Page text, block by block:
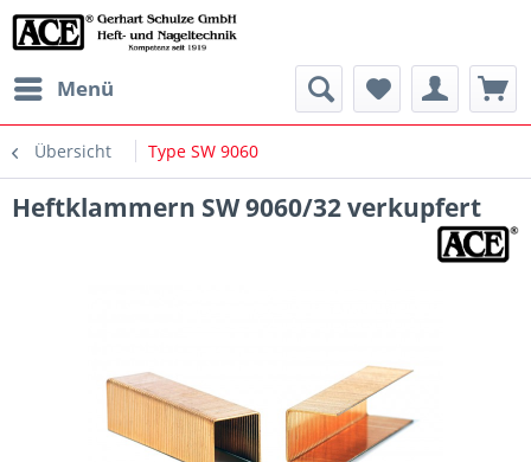
Menü
Übersicht Type SW 9060
Heftklammern SW 9060/32 verkupfert